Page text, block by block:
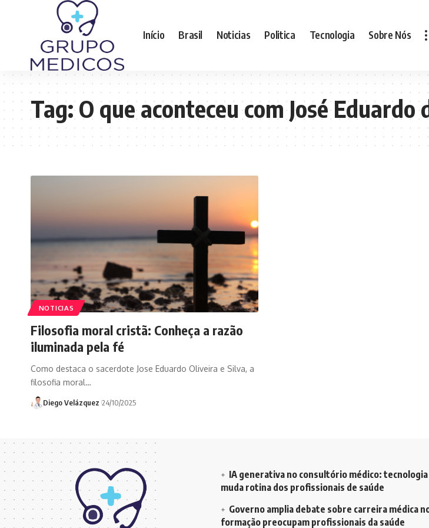
Início Brasil Noticias Politica Tecnologia Sobre Nós
Tag:O que aconteceu com José Eduardo
NOTICIAS
Filosofia moral cristã: Conheça a razão
iluminada pela fé
Como destaca o sacerdote Jose Eduardo Oliveira e Silva, a
filosofia moral…
Diego Velázquez 24/10/2025
IA generativa no consultório médico:
muda rotina dos profissionais de saúde
Governo amplia debate sobre carreira médica
formação preocupam profissionais da saúde